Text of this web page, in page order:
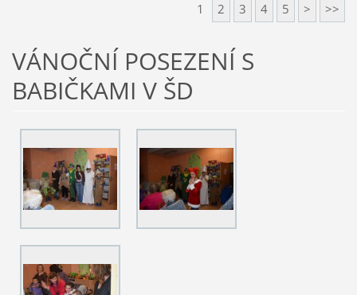
1 2 3 4 5 > >>
VÁNOČNÍ POSEZENÍ S
BABIČKAMI V ŠD